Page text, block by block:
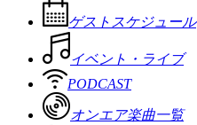
ゲストスケジュール
イベント・ライブ
PODCAST
オンエア楽曲一覧